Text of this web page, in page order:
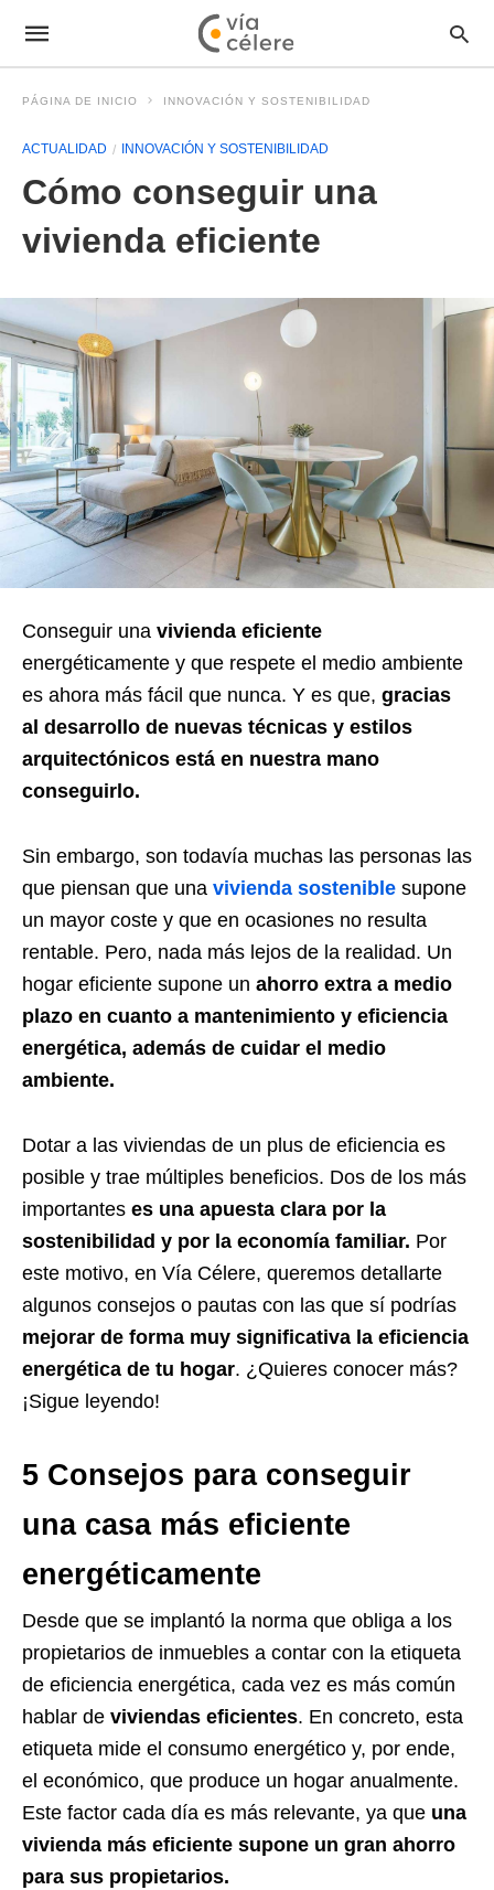
PÁGINA DE INICIO INNOVACIÓN Y SOSTENIBILIDAD
ACTUALIDAD INNOVACIÓN Y SOSTENIBILIDAD
Cómo conseguir una
vivienda eficiente
Conseguir una vivienda eficiente
energéticamente y que respete el medio ambiente
es ahora más fácil que nunca. Y es que, gracias
al desarrollo de nuevas técnicas y estilos
arquitectónicos está en nuestra mano
conseguirlo.
Sin embargo, son todavía muchas las personas las
que piensan que una vivienda sostenible supone
un mayor coste y que en ocasiones no resulta
rentable. Pero, nada más lejos de la realidad. Un
hogar eficiente supone un ahorro extra a medio
plazo en cuanto a mantenimiento y eficiencia
energética, además de cuidar el medio
ambiente.
Dotar a las viviendas de un plus de eficiencia es
posible y trae múltiples beneficios. Dos de los más
importantes es una apuesta clara por la
sostenibilidad y por la economía familiar. Por
este motivo, en Vía Célere, queremos detallarte
algunos consejos o pautas con las que sí podrías
mejorar de forma muy significativa la eficiencia
energética de tu hogar. ¿Quieres conocer más?
¡Sigue leyendo!
5 Consejos para conseguir
una casa más eficiente
energéticamente
Desde que se implantó la norma que obliga a los
propietarios de inmuebles a contar con la etiqueta
de eficiencia energética, cada vez es más común
hablar de viviendas eficientes. En concreto, esta
etiqueta mide el consumo energético y, por ende,
el económico, que produce un hogar anualmente.
Este factor cada día es más relevante, ya que una
vivienda más eficiente supone un gran ahorro
para sus propietarios.